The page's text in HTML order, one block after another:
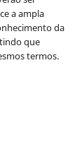
a ampla
da
que
termos.